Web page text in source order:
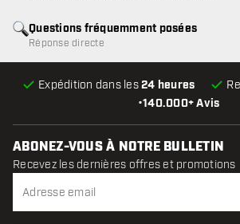
•140.000+ Avis
Expédition dans les24 heures
Questions fréquemment posées
Réponse directe
ABONEZ-VOUS À NOTRE BULLETIN
Recevez les dernières offres et promotions